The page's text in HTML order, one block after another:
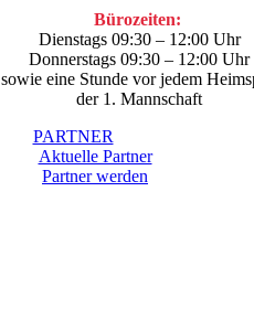
Bürozeiten:
Dienstags 09:30 – 12:00 Uhr
Donnerstags 09:30 – 12:00 Uhr
sowie eine Stunde vor jedem
der 1. Mannschaft
PARTNER
Aktuelle Partner
Partner werden